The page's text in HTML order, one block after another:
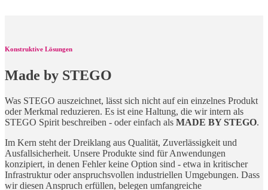
Konstruktive Lösungen
Made by STEGO
Was STEGO auszeichnet, lässt sich nicht auf ein einzelnes Produkt
oder Merkmal reduzieren. Es ist eine Haltung, die wir intern als
STEGO Spirit beschreiben - oder einfach als MADE BY STEGO.
Im Kern steht der Dreiklang aus Qualität, Zuverlässigkeit und
Ausfallsicherheit. Unsere Produkte sind für Anwendungen
konzipiert, in denen Fehler keine Option sind - etwa in kritischer
Infrastruktur oder anspruchsvollen industriellen Umgebungen. Dass
wir diesen Anspruch erfüllen, belegen umfangreiche